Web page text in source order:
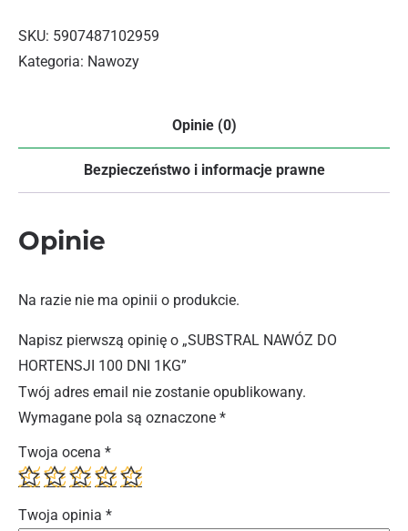
SKU: 5907487102959
Kategoria: Nawozy
Opinie (0)
Bezpieczeństwo i informacje prawne
Opinie
Na razie nie ma opinii o produkcie.
Napisz pierwszą opinię o „SUBSTRAL NAWÓZ DO
HORTENSJI 100 DNI 1KG”
Twój adres email nie zostanie opublikowany.
Wymagane pola są oznaczone *
Twoja ocena *
Twoja opinia *